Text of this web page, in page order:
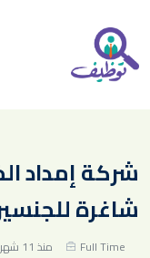
شاغرة
Full Time منذ 11 شهر